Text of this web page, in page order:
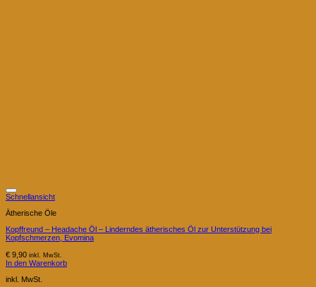
Schnellansicht
Ätherische Öle
Kopffreund – Headache Öl – Linderndes ätherisches Öl zur Unterstützung bei
Kopfschmerzen, Evomina
€ 9,90 inkl. MwSt.
In den Warenkorb
inkl. MwSt.